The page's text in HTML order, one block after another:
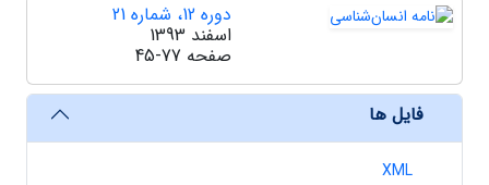
دوره 12، شماره 21
اسفند 1393
صفحه 45-77
فایل ها
XML